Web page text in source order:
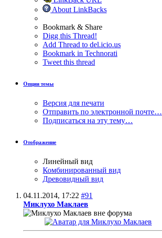
About LinkBacks
Bookmark & Share
Digg this Thread!
Add Thread to del.icio.us
Bookmark in Technorati
Tweet this thread
Опции темы
Версия для печати
Отправить по электронной почте…
Подписаться на эту тему…
Отображение
Линейный вид
Комбинированный вид
Древовидный вид
04.11.2014, 17:22 #91
Миклухо Маклаев